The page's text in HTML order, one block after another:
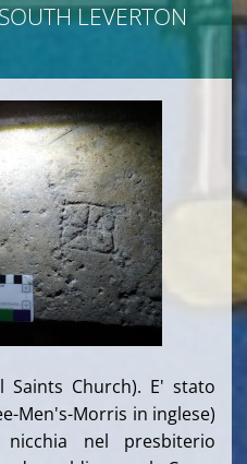
LEVERTON
Church). E' stato
Men's-Morris in inglese)
nel presbiterio